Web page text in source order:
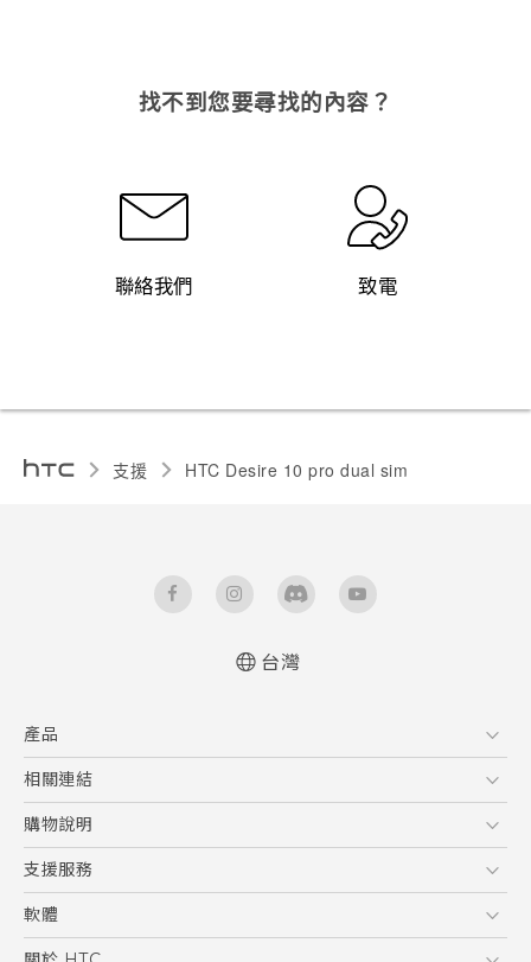
找不到您要尋找的內容？
聯絡我們 致電
支援 HTC Desire 10 pro dual sim‎
台灣
產品
5G
智慧型手機
配件
相關連結
HTC Research
購物說明
購物須知
訂單管理
付款方式
支援服務
到府收送維修服務
服務中心資訊
軟體
應用程式